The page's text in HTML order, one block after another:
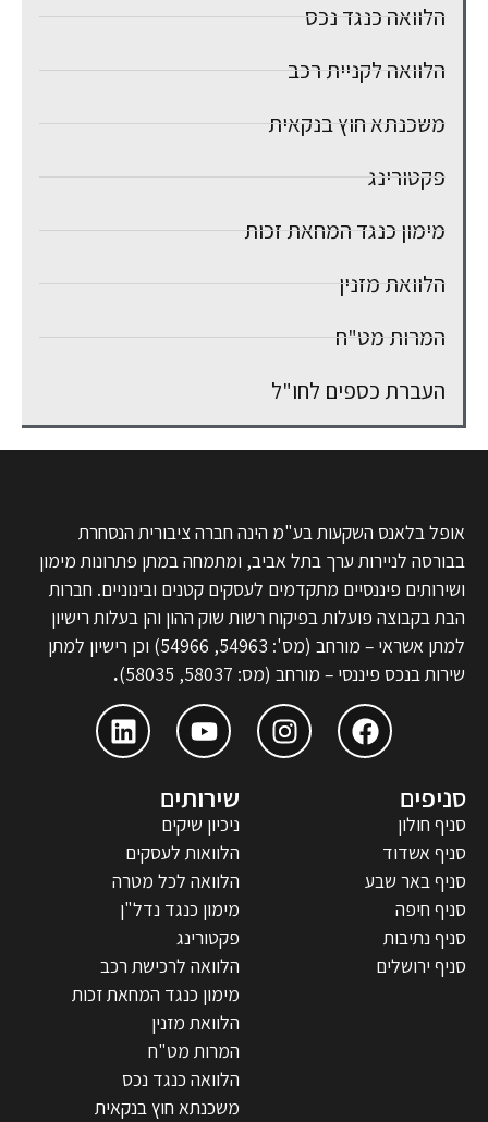
הלוואה כנגד נכס
הלוואה לקניית רכב
משכנתא חוץ בנקאית
פקטורינג
מימון כנגד המחאת זכות
הלוואת מזנין
המרות מט"ח
העברת כספים לחו"ל
אופל בלאנס השקעות בע"מ הינה חברה ציבורית הנסחרת
בבורסה לניירות ערך בתל אביב, ומתמחה במתן פתרונות מימון
ושירותים פיננסיים מתקדמים לעסקים קטנים ובינוניים. חברות
הבת בקבוצה פועלות בפיקוח רשות שוק ההון והן בעלות רישיון
למתן אשראי – מורחב (מס': 54963, 54966) וכן רישיון למתן
שירות בנכס פיננסי – מורחב (מס: 58037, 58035)
.
סניפים
סניף חולון
סניף אשדוד
סניף באר שבע
סניף חיפה
סניף נתיבות
סניף ירושלים
שירותים
ניכיון שיקים
הלוואות לעסקים
הלוואה לכל מטרה
מימון כנגד נדל"ן
פקטורינג
הלוואה לרכישת רכב
מימון כנגד המחאת זכות
הלוואת מזנין
המרות מט"ח
הלוואה כנגד נכס
משכנתא חוץ בנקאית